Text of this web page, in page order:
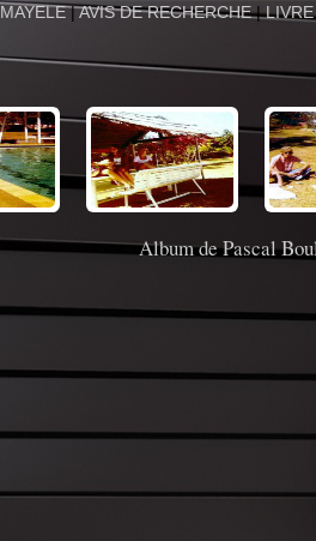
MAYELE|AVIS DE RECHERCHE|
Album de Pascal